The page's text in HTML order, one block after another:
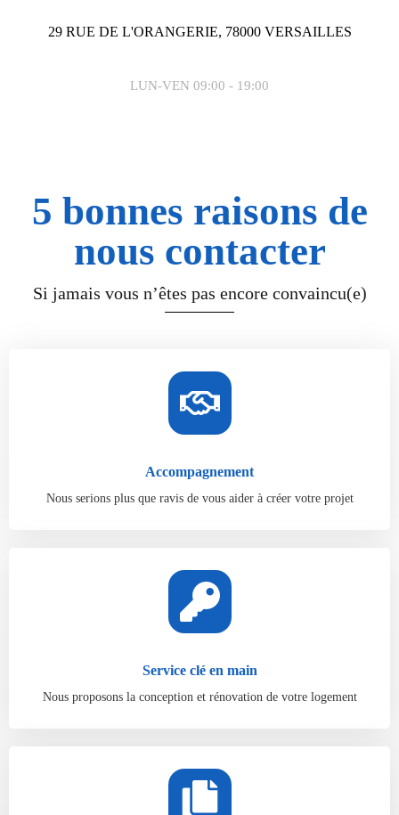
29 RUE DE L'ORANGERIE, 78000 VERSAILLES
LUN-VEN 09:00 - 19:00
5 bonnes raisons de
nous contacter
Si jamais vous n’êtes pas encore convaincu(e)
Accompagnement
Nous serions plus que ravis de vous aider à créer votre projet
Service clé en main
Nous proposons la conception et rénovation de votre logement